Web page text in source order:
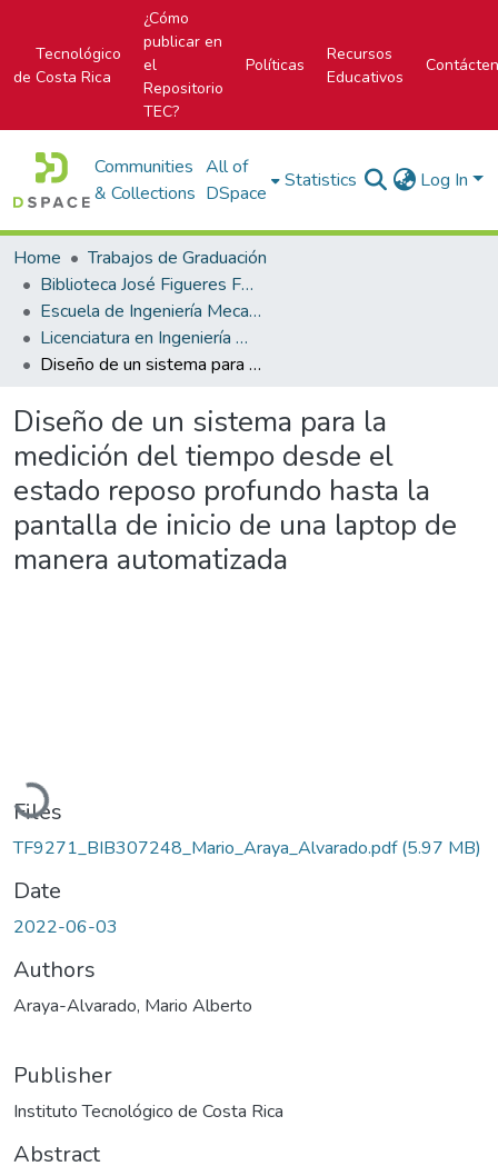
Tecnológico
de Costa Rica
¿Cómo
publicar en
el
Repositorio
TEC?
Políticas
Recursos
Educativos
Communities
& Collections
All of
DSpace
Statistics Log In
Home
Trabajos de Graduación
Biblioteca José Figueres Ferrer
Escuela de Ingeniería Mecatrónica (antes era Área Académica de Ingeniería Mecatrónica)
Licenciatura en Ingeniería Mecatrónica
Diseño de un sistema para la medición del tiempo desde el estado reposo profundo hasta la pantalla de inicio de una laptop de manera automatizada
Diseño de un sistema para la
medición del tiempo desde el
estado reposo profundo hasta la
pantalla de inicio de una laptop de
manera automatizada
Loading...
Files
TF9271_BIB307248_Mario_Araya_Alvarado.pdf(5.97 MB)
Date
2022-06-03
Authors
Araya-Alvarado, Mario Alberto
Publisher
Instituto Tecnológico de Costa Rica
Abstract